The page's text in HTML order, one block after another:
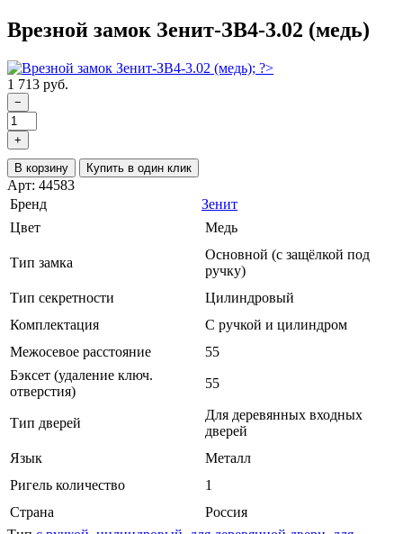
Врезной замок Зенит-ЗВ4-3.02 (медь)
1 713 руб.
−
+
В корзину Купить в один клик
Арт: 44583
Бренд
Зенит
Цвет
Медь
Тип замка
Основной (с защёлкой под
ручку)
Тип секретности
Цилиндровый
Комплектация
С ручкой и цилиндром
Межосевое расстояние
55
Бэксет (удаление ключ.
отверстия)
55
Тип дверей
Для деревянных входных
дверей
Язык
Металл
Ригель количество
1
Страна
Россия